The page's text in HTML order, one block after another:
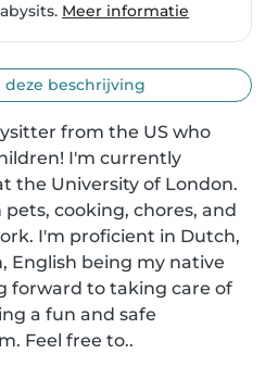
Meer informatie
deze beschrijving
from the US who
I'm currently
the University of London.
cooking, chores, and
I'm proficient in Dutch,
English being my native
forward to taking care of
a fun and safe
Feel free to..